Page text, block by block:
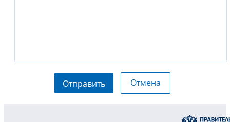
Отправить Отмена